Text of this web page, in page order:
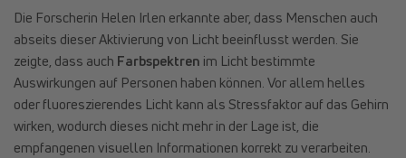
Die Forscherin Helen Irlen erkannte aber, dass Menschen auch
abseits dieser Aktivierung von Licht beeinflusst werden. Sie
zeigte, dass auch Farbspektren im Licht bestimmte
Auswirkungen auf Personen haben können. Vor allem helles
oder fluoreszierendes Licht kann als Stressfaktor auf das Gehirn
wirken, wodurch dieses nicht mehr in der Lage ist, die
empfangenen visuellen Informationen korrekt zu verarbeiten.